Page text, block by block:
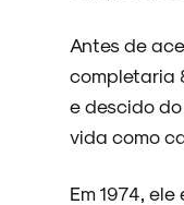
Antes de
completaria
e descido
vida como
Em 1974,